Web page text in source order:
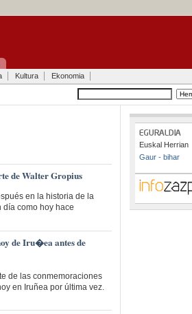
Kultura Ekonomia
de Walter Gropius
en la historia de la
día como hoy hace
de Iru�ea antes de
de las conmemoraciones
en Iruñea por última vez.
Euskal Herrian
Gaur - bihar